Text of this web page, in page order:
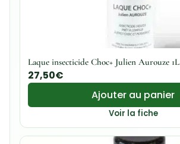
Laque insecticide Choc+ Julien Aurouze 1L
27,50€
Ajouter au panier
Voir la fiche